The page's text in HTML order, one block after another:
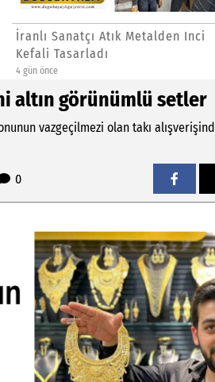
İranlı Sanatçı Atık Metalden Inci
Kefali Tasarladı
4 gün önce
altın görünümlü setler
vazgeçilmezi olan takı
0